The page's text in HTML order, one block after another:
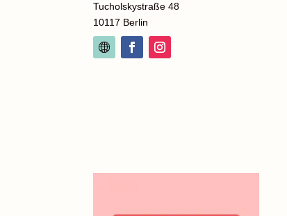
Tucholskystraße 48
10117 Berlin